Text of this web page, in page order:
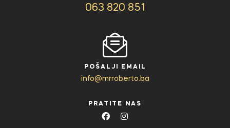
063 820 851
POŠALJI EMAIL
info@mrroberto.ba
PRATITE NAS